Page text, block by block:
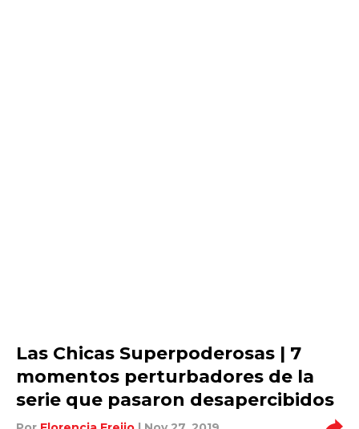
Las Chicas Superpoderosas | 7
momentos perturbadores de la
serie que pasaron desapercibidos